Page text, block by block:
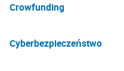
Crowfunding
Cyberbezpieczeństwo